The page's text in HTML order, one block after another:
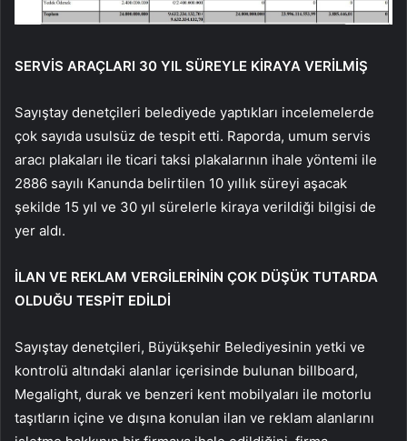
SERVİS ARAÇLARI 30 YIL SÜREYLE KİRAYA VERİLMİŞ
Sayıştay denetçileri belediyede yaptıkları incelemelerde
çok sayıda usulsüz de tespit etti. Raporda, umum servis
aracı plakaları ile ticari taksi plakalarının ihale yöntemi ile
2886 sayılı Kanunda belirtilen 10 yıllık süreyi aşacak
şekilde 15 yıl ve 30 yıl sürelerle kiraya verildiği bilgisi de
yer aldı.
İLAN VE REKLAM VERGİLERİNİN ÇOK DÜŞÜK TUTARDA
OLDUĞU TESPİT EDİLDİ
Sayıştay denetçileri, Büyükşehir Belediyesinin yetki ve
kontrolü altındaki alanlar içerisinde bulunan billboard,
Megalight, durak ve benzeri kent mobilyaları ile motorlu
taşıtların içine ve dışına konulan ilan ve reklam alanlarını